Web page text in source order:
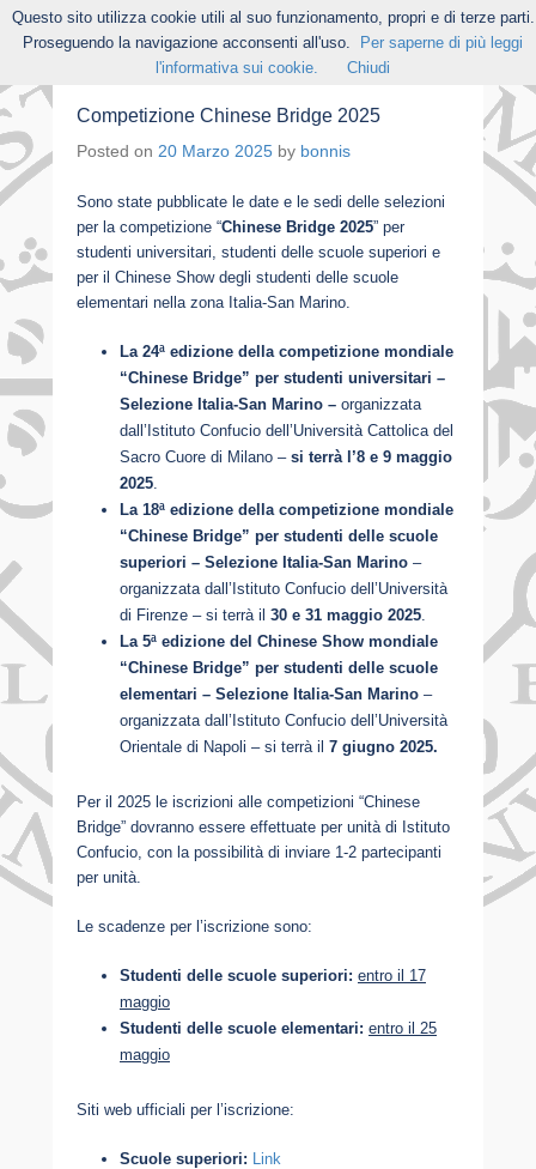
Competizione Chinese Bridge 2025
Posted on 20 Marzo 2025 by bonnis
Sono state pubblicate le date e le sedi delle selezioni
per la competizione “Chinese Bridge 2025” per
studenti universitari, studenti delle scuole superiori e
per il Chinese Show degli studenti delle scuole
elementari nella zona Italia-San Marino.
La 24ª edizione della competizione mondiale
“Chinese Bridge” per studenti universitari –
Selezione Italia-San Marino – organizzata
dall’Istituto Confucio dell’Università Cattolica del
Sacro Cuore di Milano –si terrà l’8 e 9 maggio
2025.
La 18ª edizione della competizione mondiale
“Chinese Bridge” per studenti delle scuole
superiori – Selezione Italia-San Marino –
organizzata dall’Istituto Confucio dell’Università
di Firenze – si terrà il 30 e 31 maggio 2025.
La 5ª edizione del Chinese Show mondiale
“Chinese Bridge” per studenti delle scuole
elementari – Selezione Italia-San Marino –
organizzata dall’Istituto Confucio dell’Università
Orientale di Napoli – si terrà il 7 giugno 2025.
Per il 2025 le iscrizioni alle competizioni “Chinese
Bridge” dovranno essere effettuate per unità di Istituto
Confucio, con la possibilità di inviare 1-2 partecipanti
per unità.
Le scadenze per l’iscrizione sono:
Studenti delle scuole superiori: entro il 17
maggio
Studenti delle scuole elementari: entro il 25
maggio
Siti web ufficiali per l’iscrizione:
Scuole superiori: Link
Questo sito utilizza cookie utili al suo funzionamento, propri e di terze parti.
Proseguendo la navigazione acconsenti all'uso.
Per saperne di più leggi
l'informativa sui cookie.
Chiudi